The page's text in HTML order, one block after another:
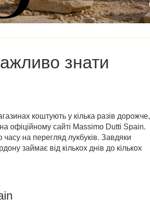
знати
коштують у кілька разів дорожче,
офіційному сайті Massimo Dutti Spain.
на перегляд лукбуків. Завдяки
займає від кількох днів до кількох